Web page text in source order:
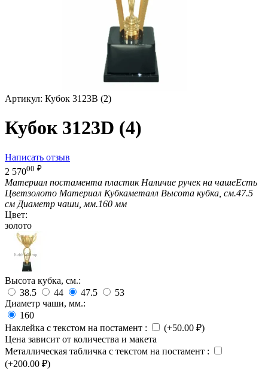
Артикул: Кубок 3123B (2)
Кубок 3123D (4)
Написать отзыв
2 57000 ₽
Материал постамента пластик Наличие ручек на чашеЕсть
Цветзолото Материал Кубкаметалл Высота кубка, см.47.5
см Диаметр чаши, мм.160 мм
Цвет:
золото
Высота кубка, см.:
38.5
44 47.5
53
Диаметр чаши, мм.:
160
Наклейка с текстом на постамент : (+50.00 ₽)
Цена зависит от количества и макета
Металлическая табличка с текстом на постамент :
(+200.00 ₽)